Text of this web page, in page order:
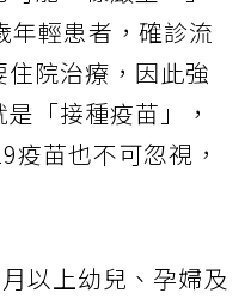
年輕患者，確診流
院治療，因此強
「接種疫苗」，
疫苗也不可忽視，
以上幼兒、孕婦及